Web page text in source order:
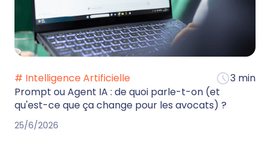
# Intelligence Artificielle
3 min
Prompt ou Agent IA : de quoi parle-t-on (et
qu'est-ce que ça change pour les avocats) ?
25/6/2026